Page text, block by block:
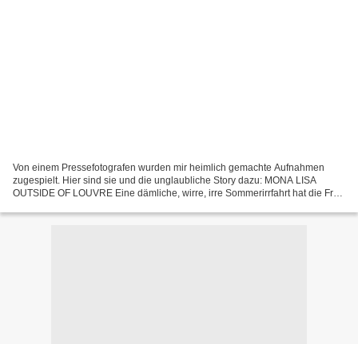
Von einem Pressefotografen wurden mir heimlich gemachte Aufnahmen
zugespielt. Hier sind sie und die unglaubliche Story dazu: MONA LISA
OUTSIDE OF LOUVRE Eine dämliche, wirre, irre Sommerirrfahrt hat die Frau